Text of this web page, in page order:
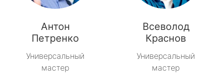
Антон
Петренко
Универсальный
мастер
Всеволод
Краснов
Универсальный
мастер